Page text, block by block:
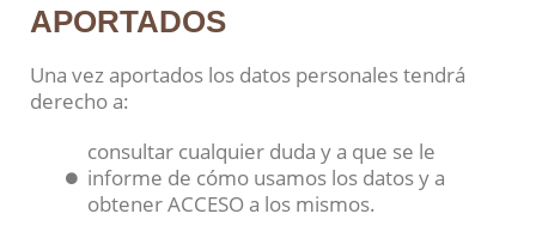
APORTADOS
Una vez aportados los datos personales tendrá
derecho a:
consultar cualquier duda y a que se le
informe de cómo usamos los datos y a
obtener ACCESO a los mismos.